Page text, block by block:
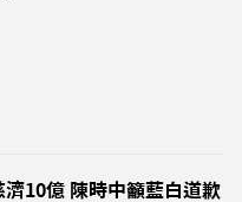
濟10億 陳時中籲藍白道歉